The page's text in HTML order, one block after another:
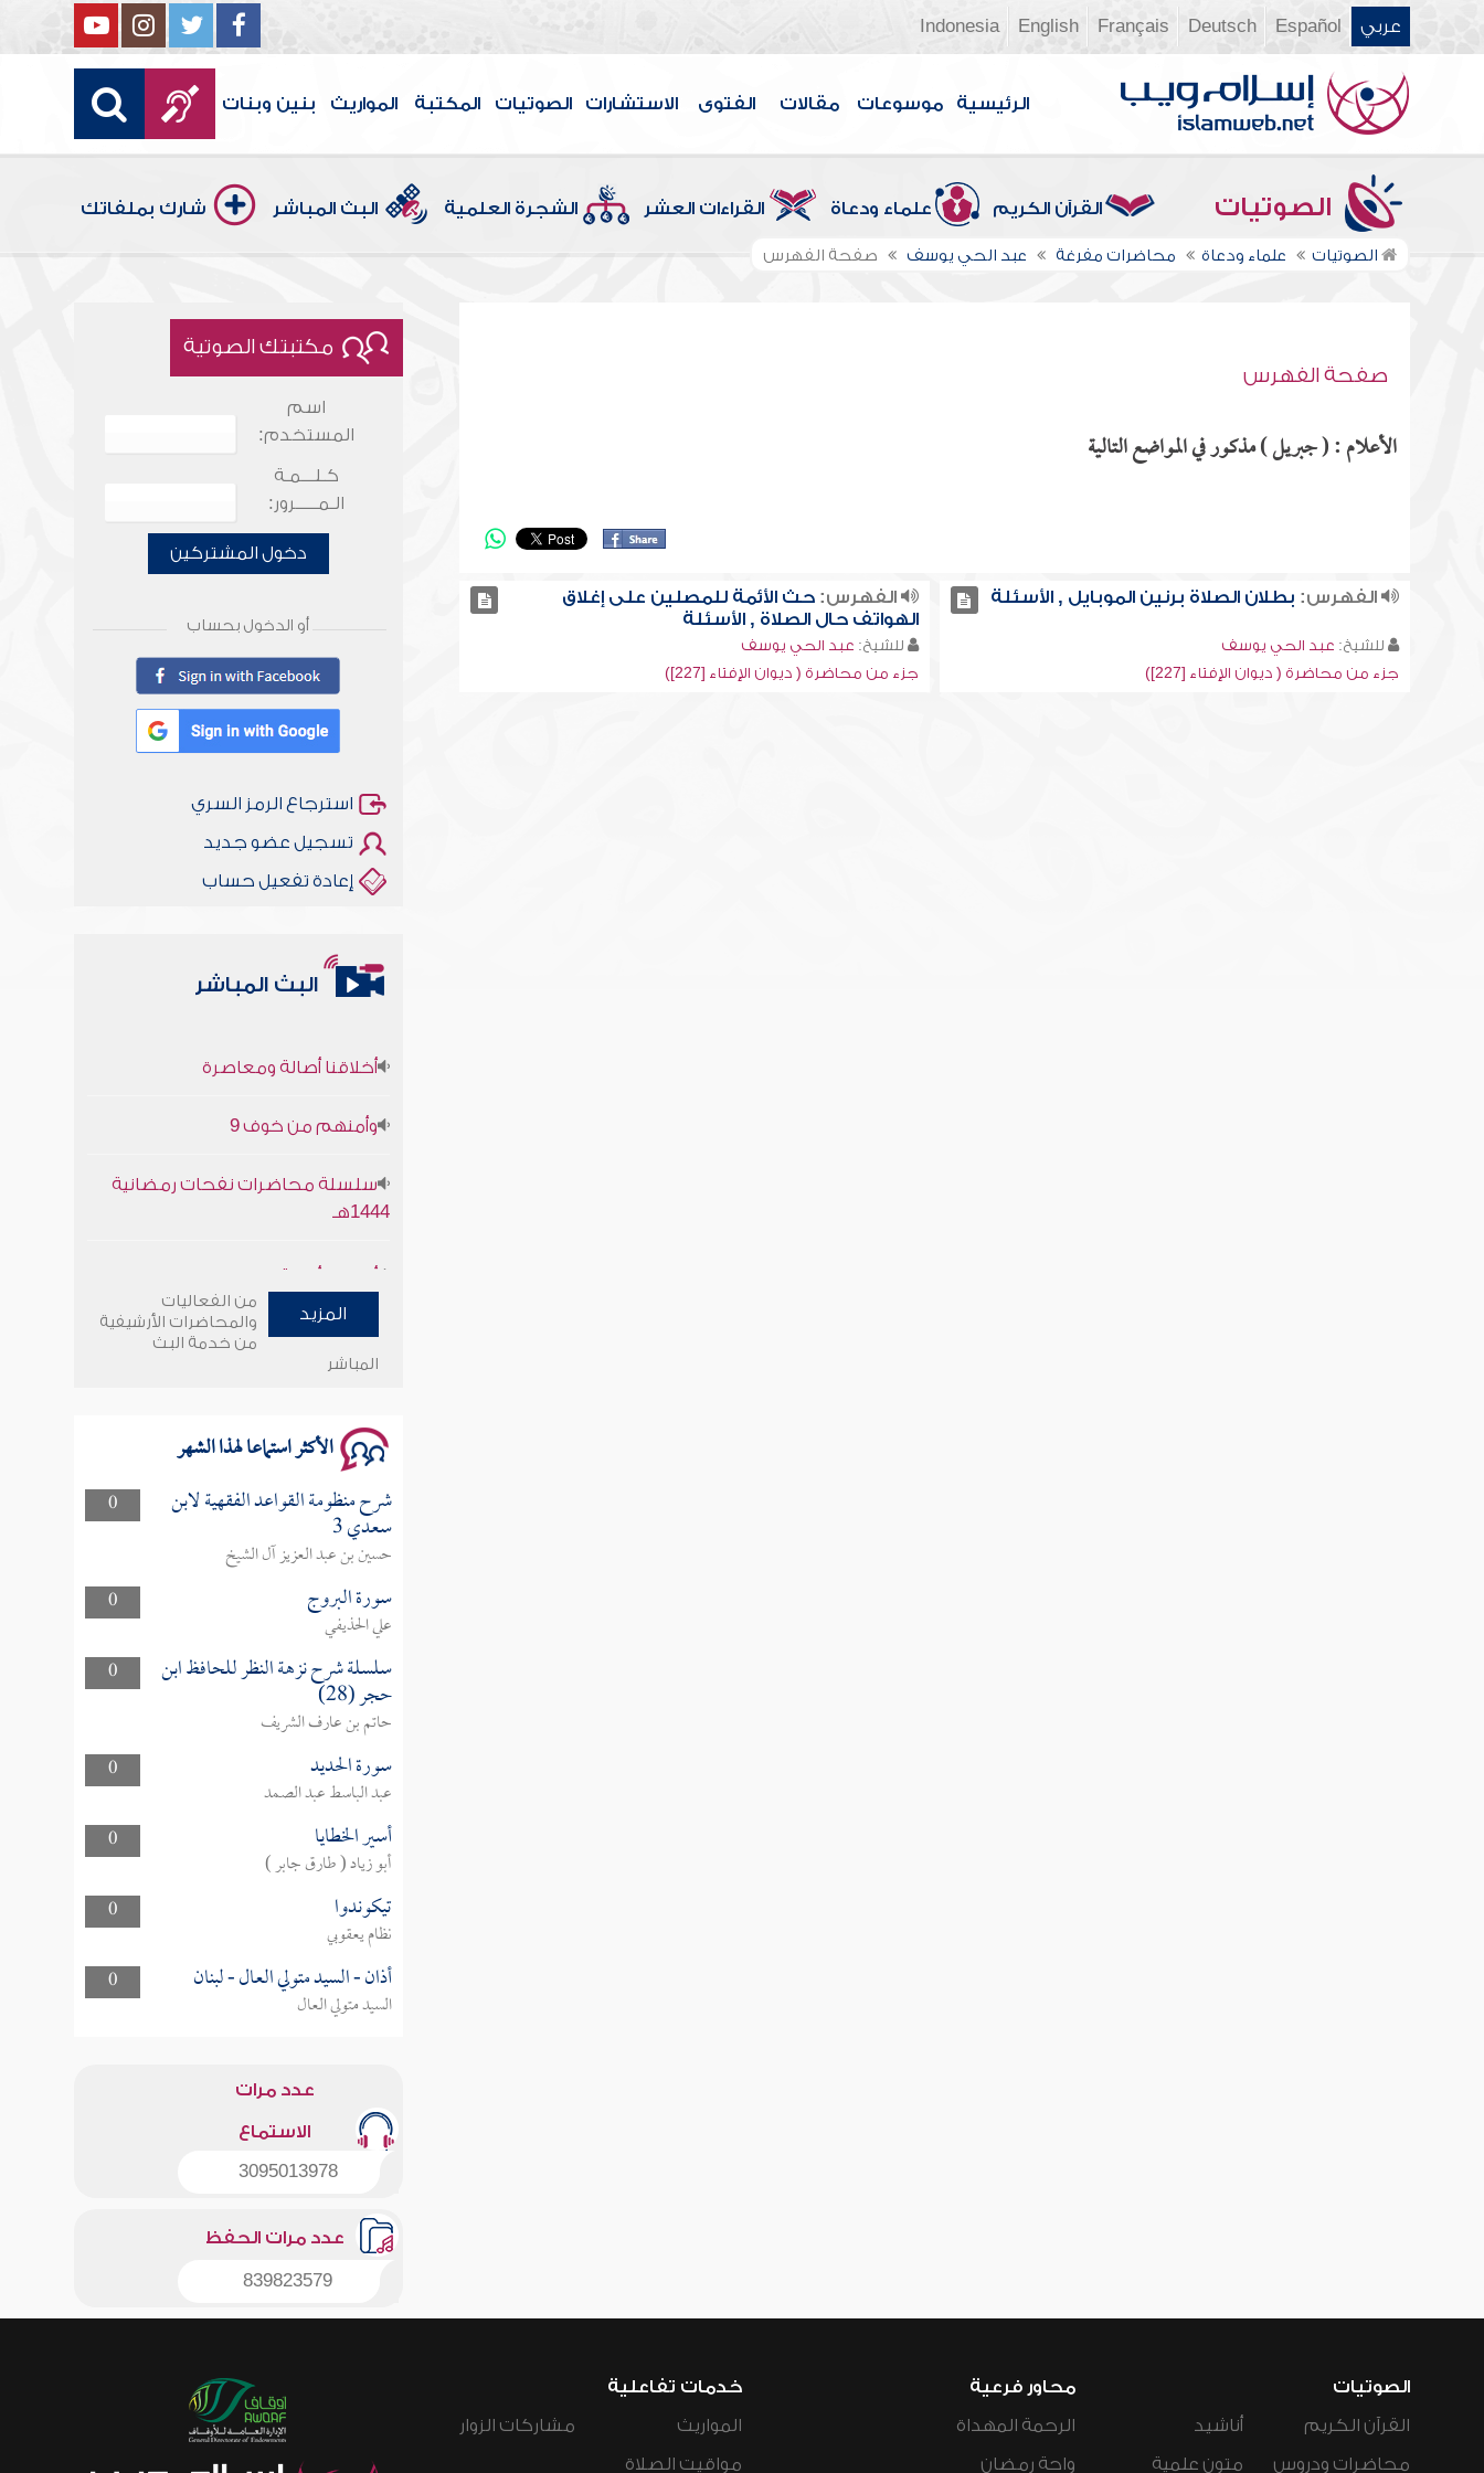
عربي Español
Deutsch
Français
English
Indonesia
الرئيسية موسوعات مقالات الفتوى الاستشارات الصوتيات المكتبة المواريث بنين وبنات
الصوتيات القرآن الكريم علماء ودعاة القراءات العشر الشجرة العلمية البث المباشر شارك بملفاتك
الصوتيات علماء ودعاة محاضرات مفرغة عبد الحي يوسف صفحة الفهرس
صفحة الفهرس
الأعلام : ( جبريل ) مذكور في المواضع التالية
الفهرس: بطلان الصلاة برنين الموبايل , الأسئلة
للشيخ: عبد الحي يوسف
جزء من محاضرة ( ديوان الإفتاء [227])
الفهرس: حث الأئمة للمصلين على إغلاق
الهواتف حال الصلاة , الأسئلة
للشيخ: عبد الحي يوسف
جزء من محاضرة ( ديوان الإفتاء [227])
مكتبتك الصوتية
اسم
المستخدم:
كـلـــمـة
الـمـــــرور:
دخول المشتركين
أو الدخول بحساب
استرجاع الرمز السري
تسجيل عضو جديد
إعادة تفعيل حساب
البث المباشر
1444هـ
وأمنهم من خوف 9
سلسلة محاضرات نفحات رمضانية
المزيد
من الفعاليات
والمحاضرات الأرشيفية
من خدمة البث
المباشر
الأكثر استماعا لهذا الشهر
0 شرح منظومة القواعد الفقهية لابن
سعدي 3
حسين بن عبد العزيز آل الشيخ
0
سورة البروج
علي الحذيفي
0
سلسلة شرح نزهة النظر للحافظ ابن
حجر (28)
حاتم بن عارف الشريف
0
سورة الحديد
عبد الباسط عبد الصمد
0
أسير الخطايا
أبو زياد ( طارق جابر )
0
تيكوندوا
نظام يعقوبي
0
أذان - السيد متولي العال - لبنان
السيد متولي العال
عدد مرات
الاستماع
3095013978
عدد مرات الحفظ
839823579
الصوتيات
القرآن الكريم
محاضرات ودروس
أناشيد
متون علمية
محاور فرعية
الرحمة المهداة
واحة رمضان
خدمات تفاعلية
المواريث
مواقيت الصلاة
مشاركات الزوار